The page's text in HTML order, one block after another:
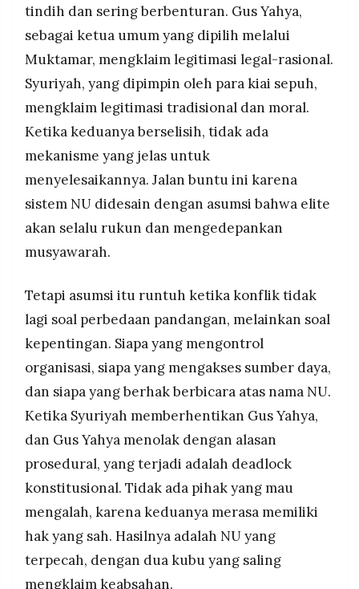
tindih dan sering berbenturan. Gus Yahya,
sebagai ketua umum yang dipilih melalui
Muktamar, mengklaim legitimasi legal-rasional.
Syuriyah, yang dipimpin oleh para kiai sepuh,
mengklaim legitimasi tradisional dan moral.
Ketika keduanya berselisih, tidak ada
mekanisme yang jelas untuk
menyelesaikannya. Jalan buntu ini karena
sistem NU didesain dengan asumsi bahwa elite
akan selalu rukun dan mengedepankan
musyawarah.
Tetapi asumsi itu runtuh ketika konflik tidak
lagi soal perbedaan pandangan, melainkan soal
kepentingan. Siapa yang mengontrol
organisasi, siapa yang mengakses sumber daya,
dan siapa yang berhak berbicara atas nama NU.
Ketika Syuriyah memberhentikan Gus Yahya,
dan Gus Yahya menolak dengan alasan
prosedural, yang terjadi adalah deadlock
konstitusional. Tidak ada pihak yang mau
mengalah, karena keduanya merasa memiliki
hak yang sah. Hasilnya adalah NU yang
terpecah, dengan dua kubu yang saling
mengklaim keabsahan.